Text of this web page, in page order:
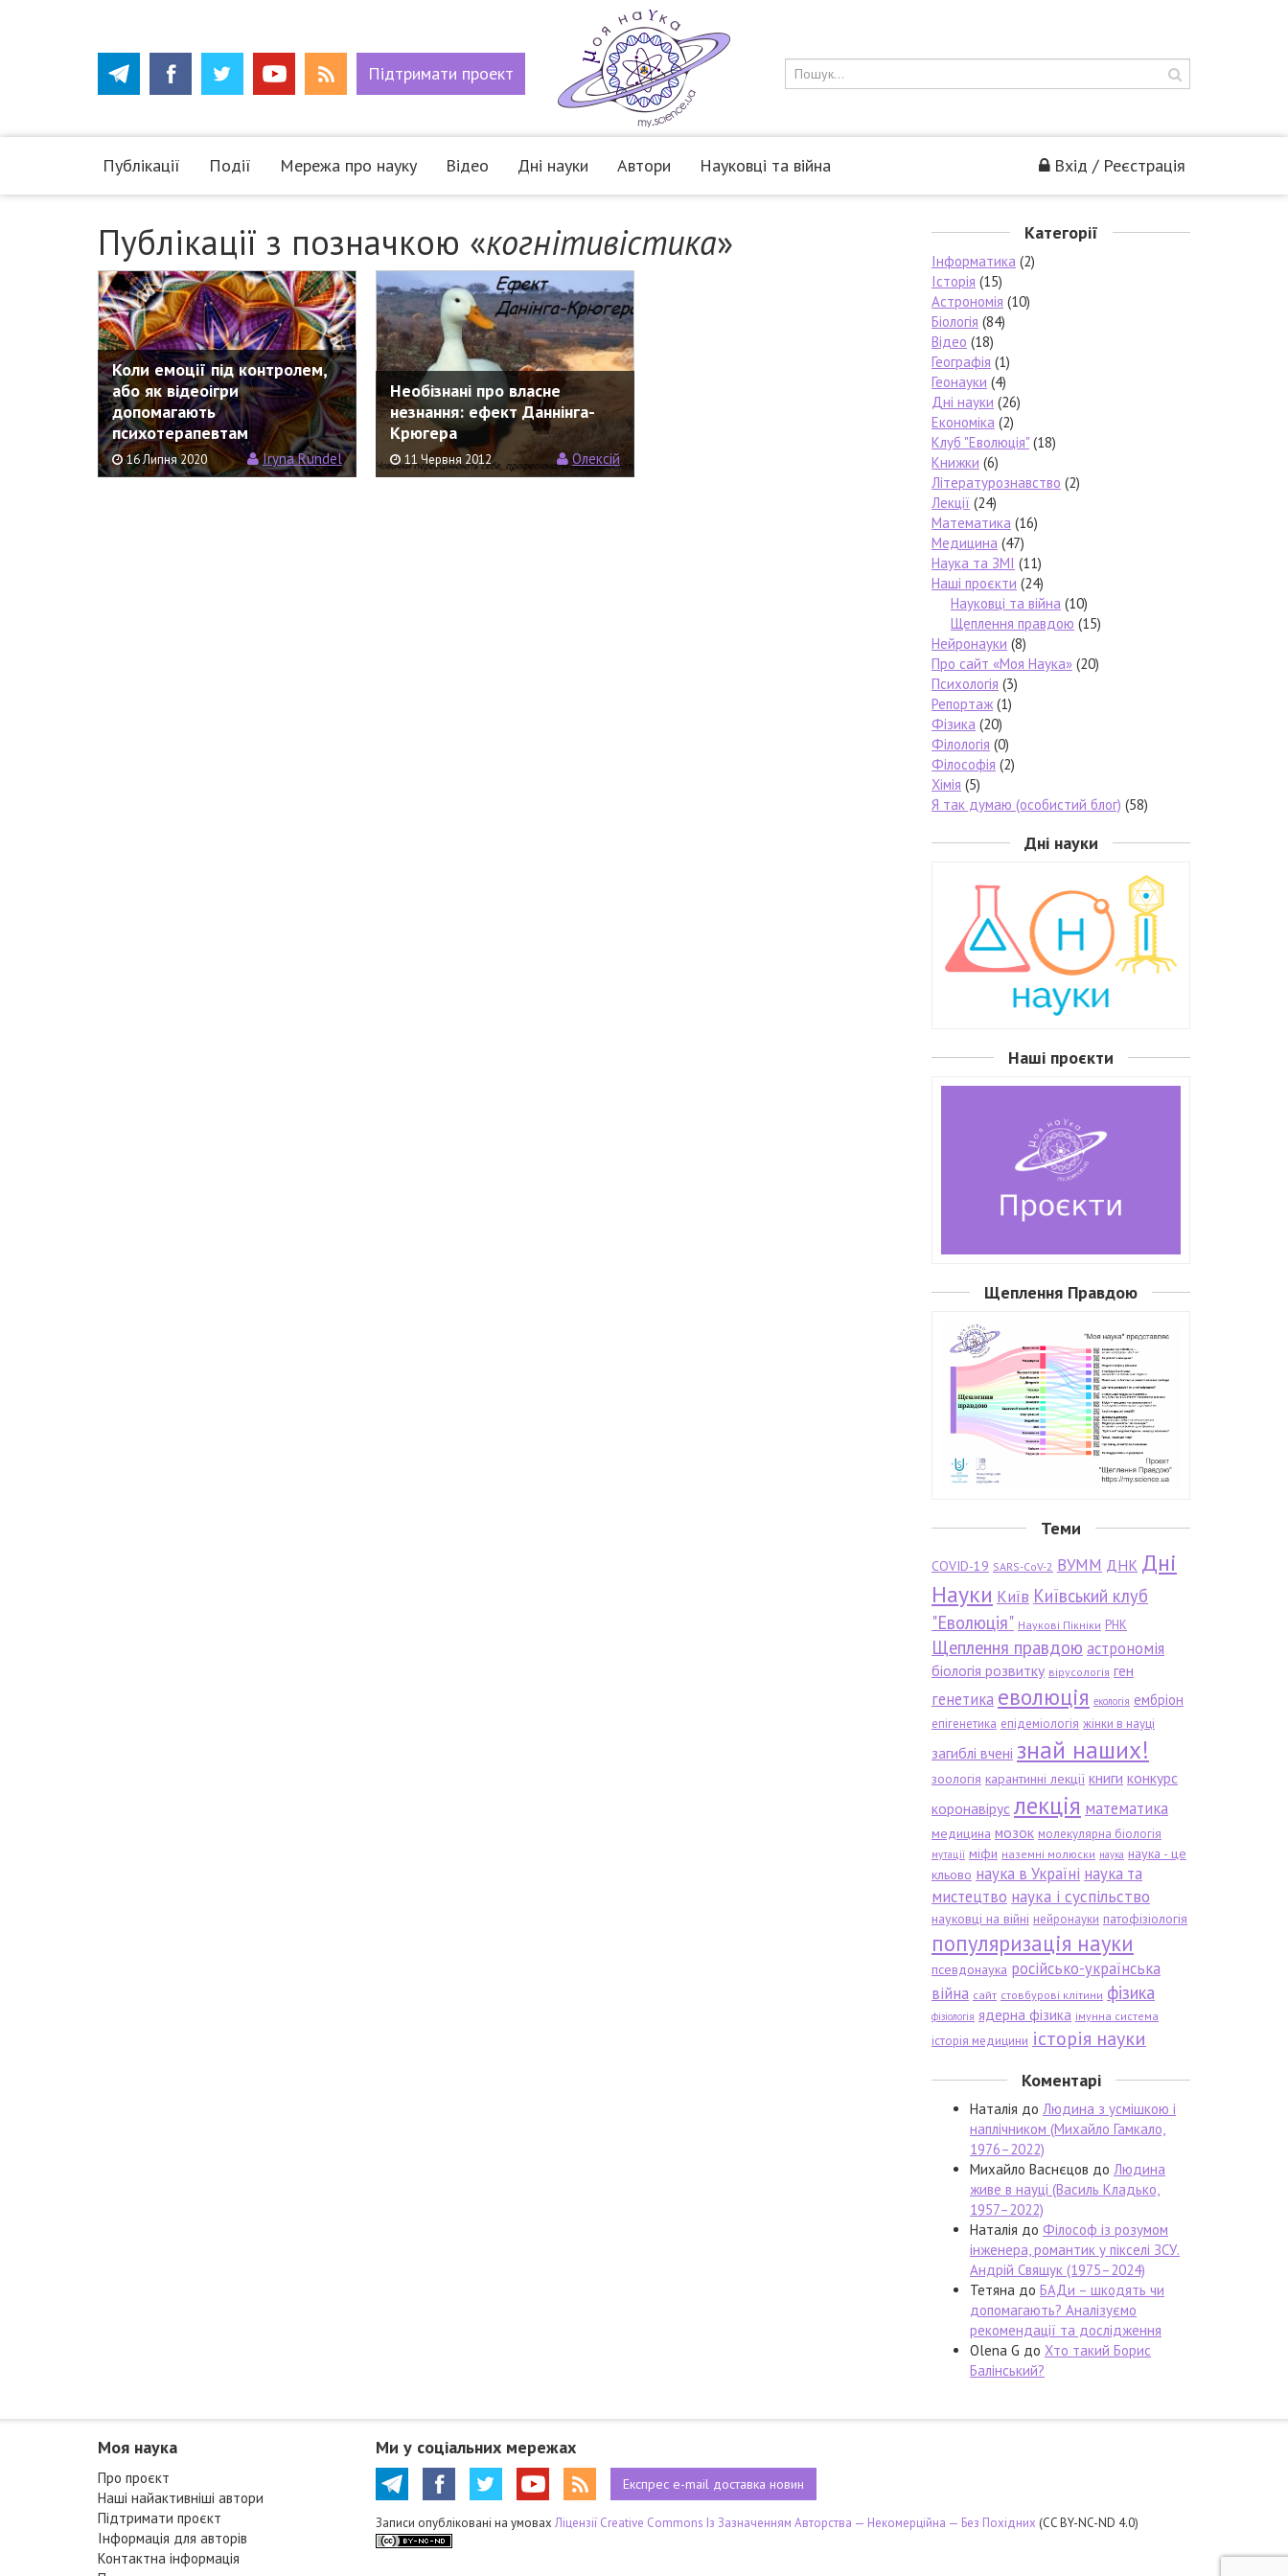
Підтримати проект
Публікації Події Мережа про науку Відео Дні науки Автори Науковці та війна Вхід / Реєстрація
Публікації з позначкою «когнітивістика»
Коли емоції під контролем,
або як відеоігри
допомагають
психотерапевтам
16 Липня 2020 Iryna Rundel
Необізнані про власне
незнання: ефект Даннінга-
Крюгера
11 Червня 2012 Олексій
Категорії
Інформатика (2)
Історія (15)
Астрономія (10)
Біологія (84)
Відео (18)
Географія (1)
Геонауки (4)
Дні науки (26)
Економіка (2)
Клуб "Еволюція" (18)
Книжки (6)
Літературознавство (2)
Лекції (24)
Математика (16)
Медицина (47)
Наука та ЗМІ (11)
Наші проєкти (24)
Науковці та війна (10)
Щеплення правдою (15)
Нейронауки (8)
Про сайт «Моя Наука» (20)
Психологія (3)
Репортаж(1)
Фізика (20)
Філологія (0)
Філософія (2)
Хімія (5)
Я так думаю (особистий блог) (58)
Дні науки
Наші проєкти
Щеплення Правдою
Теми
COVID-19 SARS-CoV-2 ВУММ ДНК Дні
Науки Київ Київський клуб
"Еволюція" Наукові Пікніки РНК
Щеплення правдою астрономія
біологія розвитку вірусологія ген
генетика еволюція екологія ембріон
епігенетика епідеміологія жінки в науці
загиблі вчені знай наших!
зоологія карантинні лекції книги конкурс
коронавірус лекція математика
медицина мозок молекулярна біологія
мутації міфи наземні молюски наука наука - це
кльово наука в Україні наука та
мистецтво наука і суспільство
науковці на війні нейронауки патофізіологія
популяризація науки
псевдонаука російсько-українська
війна сайт стовбурові клітини фізика
фізіологія ядерна фізика імунна система
історія медицини історія науки
Коментарі
Наталія до Людина з усмішкою і
наплічником (Михайло Гамкало,
1976–2022)
Михайло Васнєцов до Людина
живе в науці (Василь Кладько,
1957–2022)
Наталія до Філософ із розумом
інженера, романтик у пікселі ЗСУ.
Андрій Свящук (1975–2024)
Тетяна до БАДи – шкодять чи
допомагають? Аналізуємо
рекомендації та дослідження
Olena G до Хто такий Борис
Балінський?
Моя наука
Про проєкт
Наші найактивніші автори
Підтримати проєкт
Інформація для авторів
Контактна інформація
Ми у соціальних мережах
Експрес e-mail доставка новин
Записи опубліковані на умовах Ліцензії Creative Commons Із Зазначенням Авторства — Некомерційна — Без Похідних (CC BY-NC-ND 4.0)